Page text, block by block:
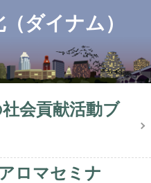
ダイナム）
会貢献活動ブ
ロマセミナ